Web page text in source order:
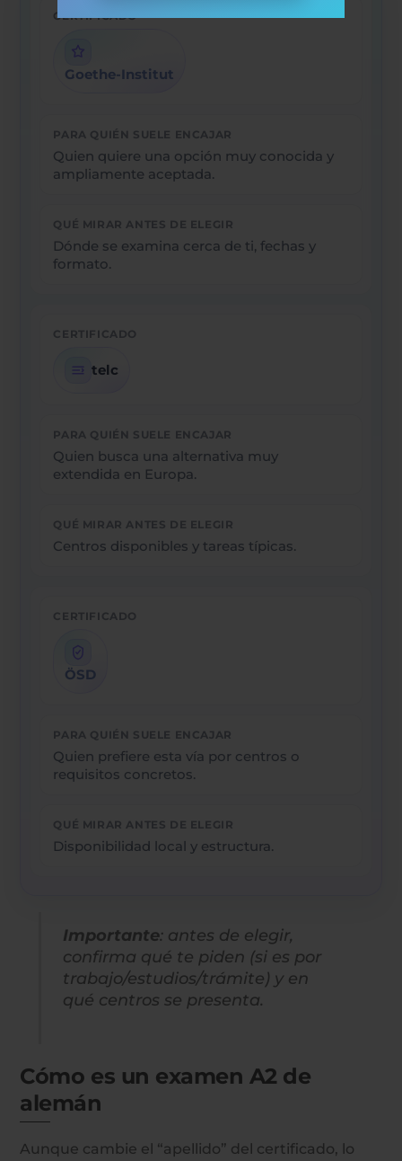
Goethe-Institut
Quien quiere una opción muy conocida y
ampliamente aceptada.
Dónde se examina cerca de ti, fechas y
formato.
telc
Quien busca una alternativa muy
extendida en Europa.
Centros disponibles y tareas típicas.
ÖSD
Quien prefiere esta vía por centros o
requisitos concretos.
Disponibilidad local y estructura.
Importante: antes de elegir,
confirma qué te piden (si es por
trabajo/estudios/trámite) y en
qué centros se presenta.
Cómo es un examen A2 de
alemán
Aunque cambie el “apellido” del certificado, lo